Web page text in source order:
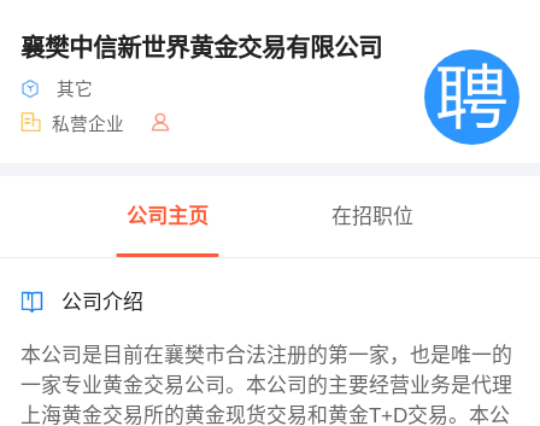
襄樊中信新世界黄金交易有限公司
其它
私营企业
公司主页 在招职位
公司介绍
本公司是目前在襄樊市合法注册的第一家，也是唯一的
一家专业黄金交易公司。本公司的主要经营业务是代理
上海黄金交易所的黄金现货交易和黄金T+D交易。本公